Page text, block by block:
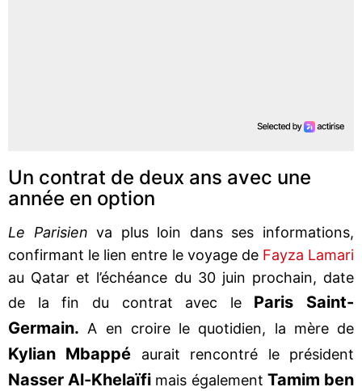
Un contrat de deux ans avec une
année en option
Le Parisien va plus loin dans ses informations,
confirmant le lien entre le voyage de Fayza Lamari
au Qatar et l’échéance du 30 juin prochain, date
de la fin du contrat avec le Paris Saint-
Germain. A en croire le quotidien, la mère de
Kylian Mbappé aurait rencontré le président
Nasser Al-Khelaïfi mais également Tamim ben